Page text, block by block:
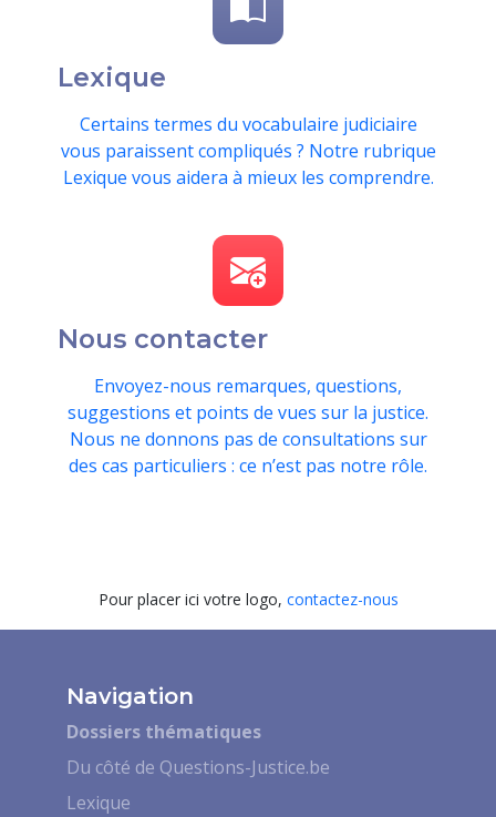
Lexique
Certains termes du vocabulaire judiciaire
vous paraissent compliqués ? Notre rubrique
Lexique vous aidera à mieux les comprendre.
Nous contacter
Envoyez-nous remarques, questions,
suggestions et points de vues sur la justice.
Nous ne donnons pas de consultations sur
des cas particuliers : ce n’est pas notre rôle.
Pour placer ici votre logo, contactez-nous
Navigation
Dossiers thématiques
Du côté de Questions-Justice.be
Lexique